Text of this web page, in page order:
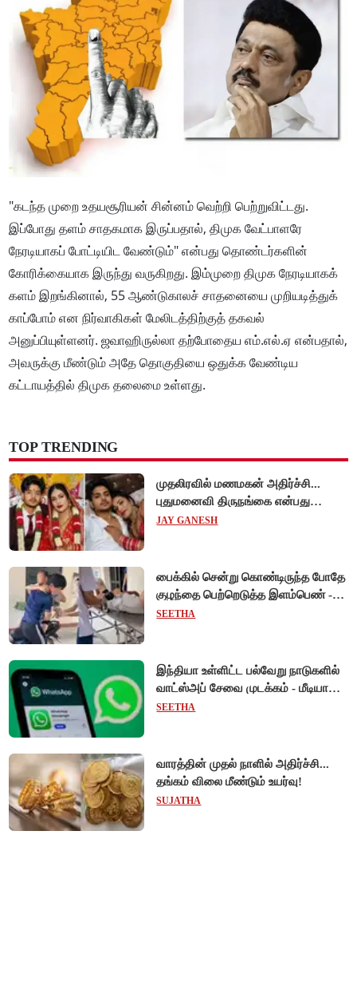
"கடந்த முறை உதயசூரியன் சின்னம் வெற்றி பெற்றுவிட்டது.
இப்போது தளம் சாதகமாக இருப்பதால், திமுக வேட்பாளரே
நேரடியாகப் போட்டியிட வேண்டும்" என்பது தொண்டர்களின்
கோரிக்கையாக இருந்து வருகிறது. இம்முறை திமுக நேரடியாகக்
களம் இறங்கினால், 55 ஆண்டுகாலச் சாதனையை முறியடித்துக்
காப்போம் என நிர்வாகிகள் மேலிடத்திற்குத் தகவல்
அனுப்பியுள்ளனர். ஜவாஹிருல்லா தற்போதைய எம்.எல்.ஏ என்பதால்,
அவருக்கு மீண்டும் அதே தொகுதியை ஒதுக்க வேண்டிய
கட்டாயத்தில் திமுக தலைமை உள்ளது.
TOP TRENDING
முதலிரவில் மணமகன் அதிர்ச்சி...
புதுமனைவி திருநங்கை என்பது
அம்பலம்!
JAY GANESH
பைக்கில் சென்று கொண்டிருந்த போதே
குழந்தை பெற்றெடுத்த இளம்பெண் -
வியட்நாமில் நெகிழ்ச்சி சம்பவம்!
SEETHA
இந்தியா உள்ளிட்ட பல்வேறு நாடுகளில்
வாட்ஸ்அப் சேவை முடக்கம் - மீடியா
கோப்புகளை அனுப்ப முடியாமல்
SEETHA
வாரத்தின் முதல் நாளில் அதிர்ச்சி...
தங்கம் விலை மீண்டும் உயர்வு!
SUJATHA